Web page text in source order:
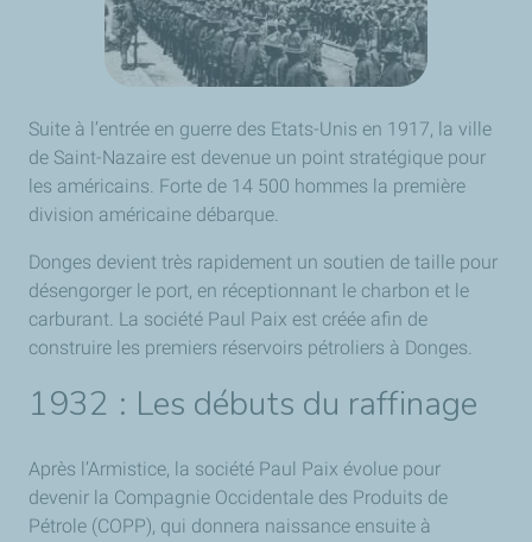
Suite à l’entrée en guerre des Etats-Unis en 1917, la ville
de Saint-Nazaire est devenue un point stratégique pour
les américains. Forte de 14 500 hommes la première
division américaine débarque.
Donges devient très rapidement un soutien de taille pour
désengorger le port, en réceptionnant le charbon et le
carburant. La société Paul Paix est créée afin de
construire les premiers réservoirs pétroliers à Donges.
1932 : Les débuts du raffinage
Après l’Armistice, la société Paul Paix évolue pour
devenir la Compagnie Occidentale des Produits de
Pétrole (COPP), qui donnera naissance ensuite à